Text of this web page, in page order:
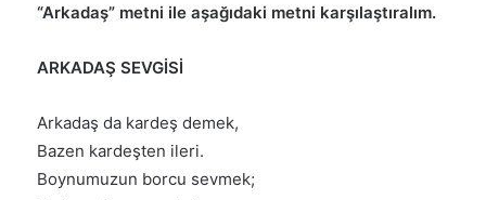
“Arkadaş” metni ile aşağıdaki metni karşılaştıralım.
ARKADAŞ SEVGİSİ
Arkadaş da kardeş demek,
Bazen kardeşten ileri.
Boynumuzun borcu sevmek;